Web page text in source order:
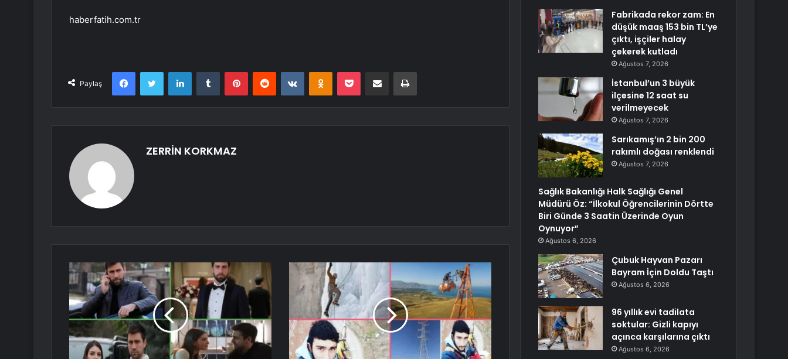
haberfatih.com.tr
Paylaş
FacebookTwitter LinkedInTumblr PinterestReddit VKontakteOdnoklassniki
Pocket E-Posta ile paylaş Yazdır
ZERRİN KORKMAZ
Fabrikada rekor zam: En
düşük maaş 153 bin TL’ye
çıktı, işçiler halay
çekerek kutladı
Ağustos 7, 2026
İstanbul’un 3 büyük
ilçesine 12 saat su
verilmeyecek
Ağustos 7, 2026
Sarıkamış’ın 2 bin 200
rakımlı doğası renklendi
Ağustos 7, 2026
Sağlık Bakanlığı Halk Sağlığı Genel
Müdürü Öz: “İlkokul Öğrencilerinin Dörtte
Biri Günde 3 Saatin Üzerinde Oyun
Oynuyor”
Ağustos 6, 2026
Çubuk Hayvan Pazarı
Bayram İçin Doldu Taştı
Ağustos 6, 2026
96 yıllık evi tadilata
soktular: Gizli kapıyı
açınca karşılarına çıktı
Ağustos 6, 2026